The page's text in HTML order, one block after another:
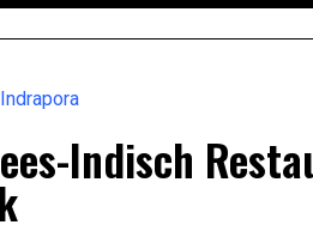
Indisch